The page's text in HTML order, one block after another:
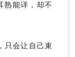
熟能详，却不
只会让自己束